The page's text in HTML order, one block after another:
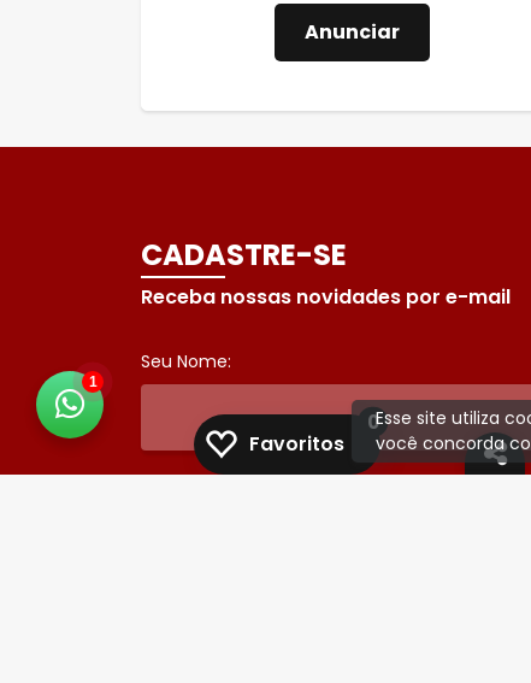
Anunciar
CADASTRE-SE
Receba nossas novidades por e-mail
Seu Nome:
Seu E-mail:
1
Favoritos
0Esse site utiliza
você concorda